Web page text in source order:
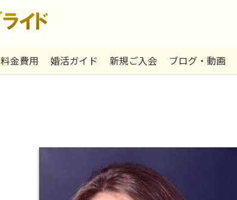
料金費用 婚活ガイド 新規ご入会 ブログ・動画